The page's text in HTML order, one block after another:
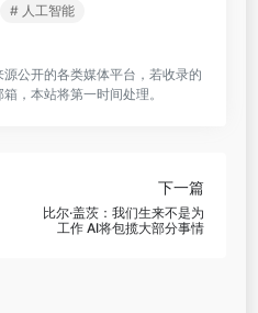
# 人工智能
公开的各类媒体平台，若收录的
，本站将第一时间处理。
下一篇
比尔·盖茨：我们生来不是为
工作 AI将包揽大部分事情